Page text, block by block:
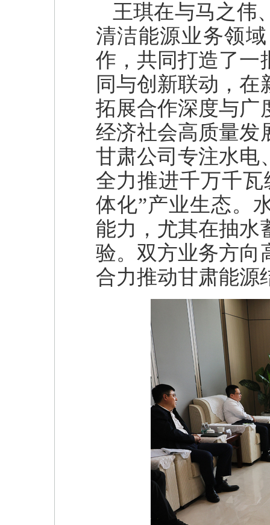
王琪在与马之伟
清洁能源业务领
作，共同打造了一
同与创新联动，
拓展合作深度与广
经济社会高质量发
甘肃公司专注水电
全力推进千万千
体化”产业生态。
能力，尤其在抽水
验。双方业务方向
合力推动甘肃能源